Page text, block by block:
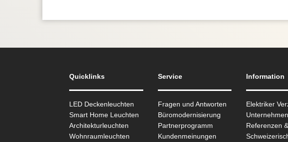
Quicklinks
LED Deckenleuchten
Smart Home Leuchten
Architekturleuchten
Wohnraum­leuchten
Service
Fragen und Antworten
Büromodernisierung
Partnerprogramm
Kundenmeinungen
Information
Elektriker
Referenzen